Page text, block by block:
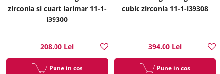
zirconia si cuart larimar 11-1-
i39300
208.00 Lei
Pune in cos
cubic zirconia 11-1-i39308
394.00 Lei
Pune in cos